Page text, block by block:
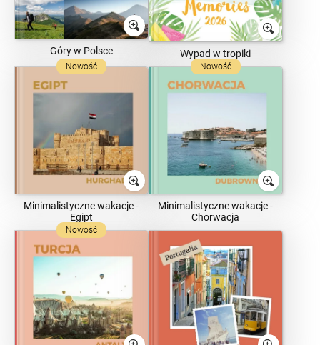
Góry w Polsce Wypad w tropiki
Nowość
Minimalistyczne wakacje -
Egipt
Nowość
Minimalistyczne wakacje -
Chorwacja
Nowość